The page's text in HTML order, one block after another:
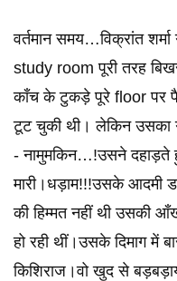
वर्तमान समय…विक्रांत
study room पूरी तरह
काँच के टुकड़े पूरे floor पर
टूट चुकी थी। लेकिन उसका
- नामुमकिन…!उसने दहाड़ते
मारी।धड़ाम!!!उसके आदमी
की हिम्मत नहीं थी उसकी
हो रही थीं।उसके दिमाग में
किशिराज।वो खुद से